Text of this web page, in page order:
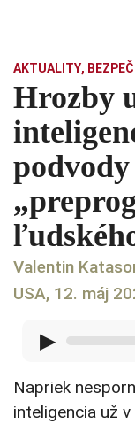
AKTUALITY,
Hrozby
podvody
Valentin
USA, 12. máj
▶
Napriek
inteligencia už